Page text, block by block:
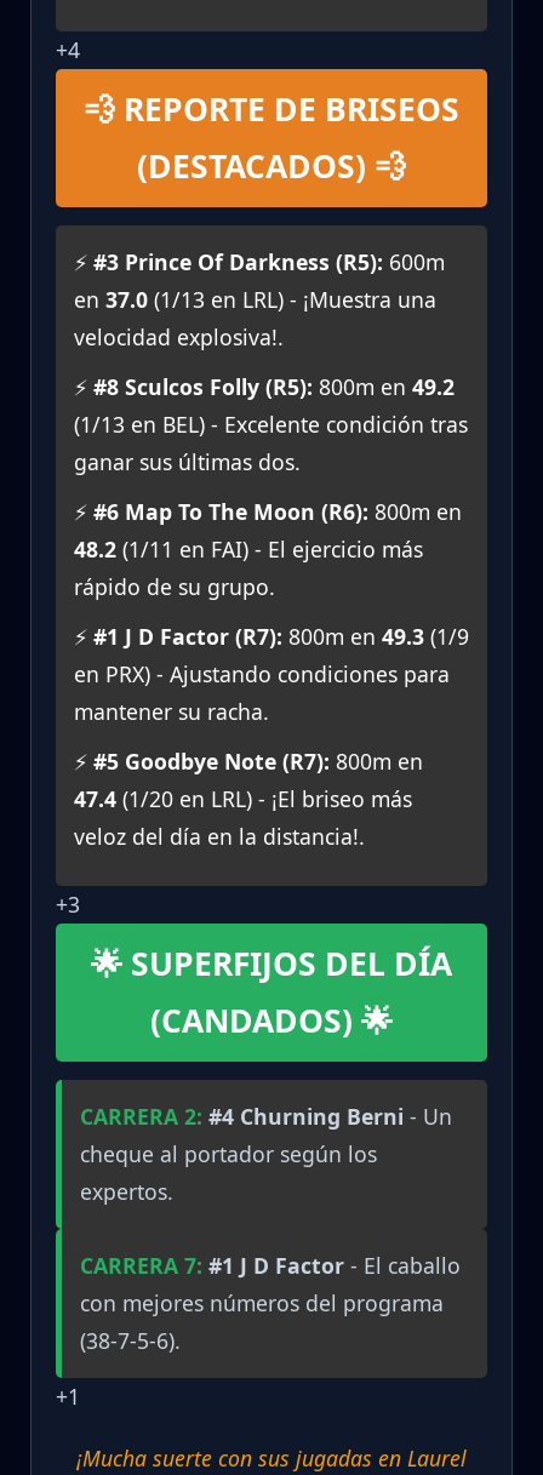
+4
💨 REPORTE DE BRISEOS
(DESTACADOS) 💨
⚡ #3 Prince Of Darkness (R5): 600m
en 37.0 (1/13 en LRL) - ¡Muestra una
velocidad explosiva!.
⚡ #8 Sculcos Folly (R5): 800m en 49.2
(1/13 en BEL) - Excelente condición tras
ganar sus últimas dos.
⚡ #6 Map To The Moon (R6): 800m en
48.2 (1/11 en FAI) - El ejercicio más
rápido de su grupo.
⚡ #1 J D Factor (R7): 800m en 49.3 (1/9
en PRX) - Ajustando condiciones para
mantener su racha.
⚡ #5 Goodbye Note (R7): 800m en
47.4 (1/20 en LRL) - ¡El briseo más
veloz del día en la distancia!.
+3
🌟 SUPERFIJOS DEL DÍA
(CANDADOS) 🌟
CARRERA 2: #4 Churning Berni - Un
cheque al portador según los
expertos.
CARRERA 7: #1 J D Factor - El caballo
con mejores números del programa
(38-7-5-6).
+1
¡Mucha suerte con sus jugadas en Laurel